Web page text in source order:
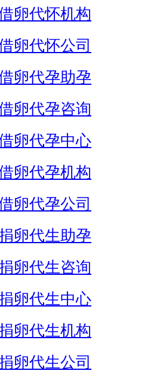
卵代怀机构
卵代怀公司
卵代孕助孕
卵代孕咨询
卵代孕中心
卵代孕机构
卵代孕公司
卵代生助孕
卵代生咨询
卵代生中心
卵代生机构
卵代生公司